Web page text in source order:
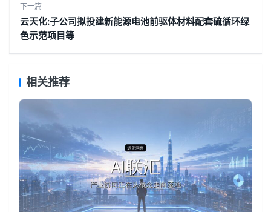
下一篇
云天化:子公司拟投建新能源电池前驱体材料配套硫循环绿
色示范项目等
相关推荐